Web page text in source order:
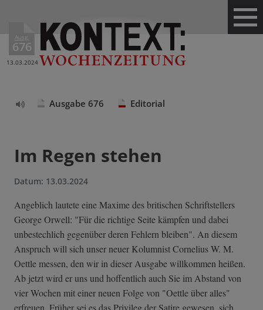
Ausg.
676
13.03.2024
Ausgabe 676 Editorial
Im Regen stehen
Datum: 13.03.2024
Angeblich lautete eine Maxime des britischen Schriftstellers
George Orwell: "Für die richtige Seite kämpfen und dabei
unbestechlich gegenüber deren Fehlern bleiben". An diesem
Anspruch will sich unser neuer Kolumnist Cornelius W. M.
Oettle messen, den wir in dieser Ausgabe willkommen heißen.
Ab jetzt wird er uns und hoffentlich auch Sie im Abstand von
vier Wochen mit einer neuen Folge von "Oettle über alles"